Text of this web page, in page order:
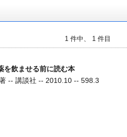
1 件中、 1 件目
を飲ませる前に読む本
-- 講談社 -- 2010.10 -- 598.3